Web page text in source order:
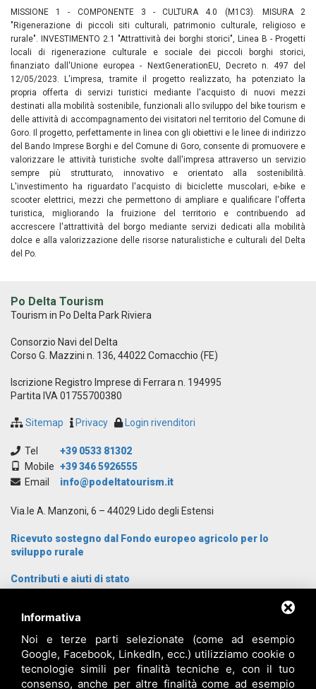
MISSIONE 1 - COMPONENTE 3 - CULTURA 4.0 (M1C3). MISURA 2
"Rigenerazione di piccoli siti culturali, patrimonio culturale, religioso e
rurale". INVESTIMENTO 2.1 "Attrattività dei borghi storici", Linea B - Progetti
locali di rigenerazione culturale e sociale dei piccoli borghi storici,
finanziato dall'Unione europea - NextGenerationEU, Decreto n. 497 del
12/05/2023. L'impresa, tramite il progetto realizzato, ha potenziato la
propria offerta di servizi turistici mediante l'acquisto di nuovi mezzi
destinati alla mobilità sostenibile, funzionali allo sviluppo del bike tourism e
delle attività di accompagnamento dei visitatori nel territorio del Comune di
Goro. Il progetto, perfettamente in linea con gli obiettivi e le linee di indirizzo
del Bando Imprese Borghi e del Comune di Goro, consente di promuovere e
valorizzare le attività turistiche svolte dall'impresa attraverso un servizio
sempre più strutturato, innovativo e orientato alla sostenibilità.
L'investimento ha riguardato l'acquisto di biciclette muscolari, e-bike e
scooter elettrici, mezzi che permettono di ampliare e qualificare l'offerta
turistica, migliorando la fruizione del territorio e contribuendo ad
accrescere l'attrattività del borgo mediante servizi dedicati alla mobilità
dolce e alla valorizzazione delle risorse naturalistiche e culturali del Delta
del Po.
Po Delta Tourism
Tourism in Po Delta Park Riviera
Consorzio Navi del Delta
Corso G. Mazzini n. 136, 44022 Comacchio (FE)
Iscrizione Registro Imprese di Ferrara n. 194995
Partita IVA 01755700380
Sitemap Privacy Login rivenditori
Tel
+39 0533 81302
Mobile +39 346 5926555
Email
info@podeltatourism.it
Via.le A. Manzoni, 6 – 44029 Lido degli Estensi
Ricevuto sostegno dal Fondo europeo agricolo per lo
sviluppo rurale
Contributi e aiuti di stato
Cosa Visitare
Cosa fare
Dove dormire
Proposte gruppi
Come arrivare
Chi siamo
Informativa
Noi e terze parti selezionate (come ad esempio
Google, Facebook, LinkedIn, ecc.) utilizziamo cookie o
tecnologie simili per finalità tecniche e, con il tuo
consenso, anche per altre finalità come ad esempio